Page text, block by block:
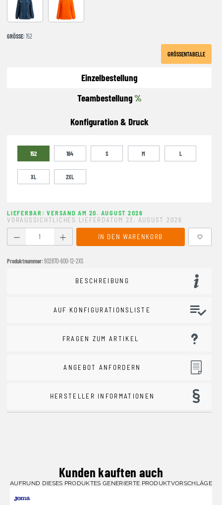
Navy orange
GRÖSSE : 152
GRÖSSENTABELLE
Einzelbestellung
Teambestellung %
Konfiguration & Druck
152 164 S M L
XL 2XL
LIEFERBAR: VERSAND AM 20. AUGUST 2026
VORAUSSICHTLICHES LIEFERDATUM 23. AUGUST 2026
Produkt Anzahl: Gib den gewünschten Wert ein oder
IN DEN WARENKORB
Produktnummer:902870-600-12-2XS
BESCHREIBUNG
AUF KONFIGURATIONSLISTE
FRAGEN ZUM ARTIKEL
ANGEBOT ANFORDERN
HERSTELLER INFORMATIONEN
Kunden kauften auch
AUFRUND DIESES PRODUKTES GENERIERTE PRODUKTVORSCHLÄGE